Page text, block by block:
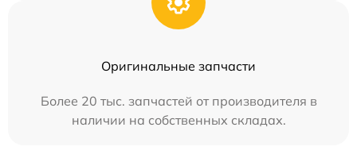
Оригинальные запчасти
Более 20 тыс. запчастей от производителя в
наличии на собственных складах.